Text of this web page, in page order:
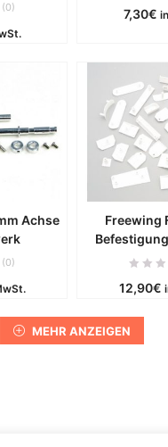
(0) 7,30€
Achse
(0)
Freewing
12,90€
MEHR ANZEIGEN